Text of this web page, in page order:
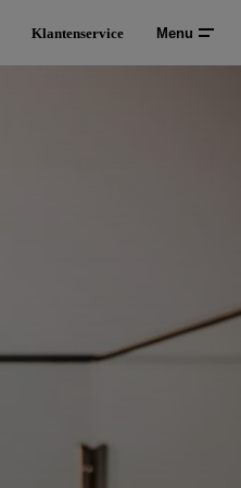
Klantenservice Menu